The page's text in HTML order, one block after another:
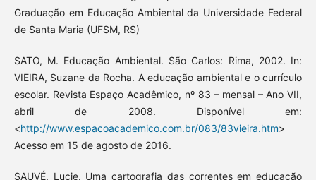
Graduação em Educação Ambiental da Universidade Federal
de Santa Maria (UFSM, RS)
SATO, M. Educação Ambiental. São Carlos: Rima, 2002. In:
VIEIRA, Suzane da Rocha. A educação ambiental e o currículo
escolar. Revista Espaço Acadêmico, nº 83 – mensal – Ano VII,
abril de 2008. Disponível em:
<http://www.espacoacademico.com.br/083/83vieira.htm>
Acesso em 15 de agosto de 2016.
SAUVÉ, Lucie. Uma cartografia das correntes em educação